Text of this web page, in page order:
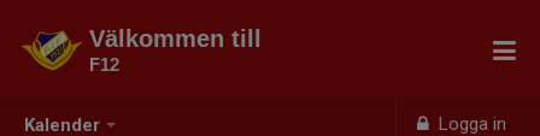
Kalender Logga in
Välkommen till
F12